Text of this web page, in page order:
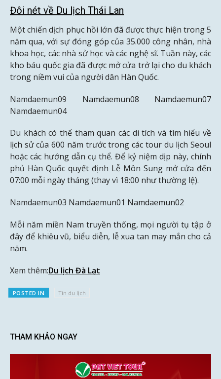
Đôi nét về Du lịch Thái Lan
Một chiến dịch phục hồi lớn đã được thực hiện trong 5
năm qua, với sự đóng góp của 35.000 công nhân, nhà
khoa học, các nhà sử học và các nghệ sĩ. Tuần này, các
kho báu quốc gia đã được mở cửa trở lại cho du khách
trong niềm vui của người dân Hàn Quốc.
Namdaemun09 Namdaemun08 Namdaemun07
Namdaemun04
Du khách có thể tham quan các di tích và tìm hiểu về
lịch sử của 600 năm trước trong các tour du lịch Seoul
hoặc các hướng dẫn cụ thể. Để kỷ niệm dịp này, chính
phủ Hàn Quốc quyết định Lễ Môn Sung mở cửa đến
07:00 mỗi ngày tháng (thay vì 18:00 như thường lệ).
Namdaemun03 Namdaemun01 Namdaemun02
Mỗi năm miền Nam truyền thống, mọi người tụ tập ở
đây để khiêu vũ, biểu diễn, lễ xua tan may mắn cho cả
năm.
Xem thêm:Du lịch Đà Lạt
POSTED IN Tin du lịch
THAM KHẢO NGAY